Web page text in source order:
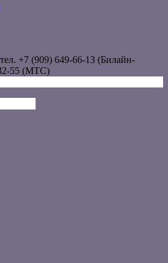
тел. +7 (909) 649-66-13 (Билайн-
55 (МТС)